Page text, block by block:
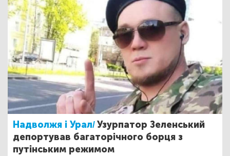
Надволжя і Урал/Узурпатор Зеленський
депортував багаторічного борця з
путінським режимом